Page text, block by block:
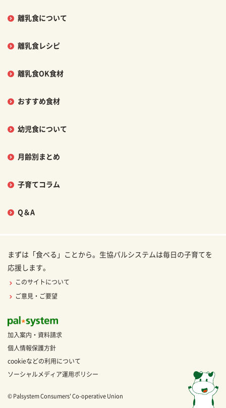
離乳食について
離乳食レシピ
離乳食OK食材
おすすめ食材
幼児食について
月齢別まとめ
子育てコラム
Q＆A
まずは「食べる」ことから。生協パルシステムは毎日の子育てを
応援します。
このサイトについて
ご意見・ご要望
加入案内・資料請求
個人情報保護方針
cookieなどの利用について
ソーシャルメディア運用ポリシー
© Palsystem Consumers' Co-operative Union